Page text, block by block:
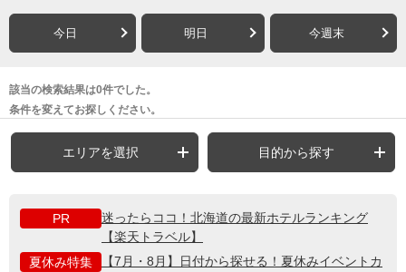
今日 明日 今週末
該当の検索結果は0件でした。
条件を変えてお探しください。
エリアを選択 目的から探す
PR
迷ったらココ！北海道の最新ホテルランキング
【楽天トラベル】
夏休み特集
【7月・8月】日付から探せる！夏休みイベントカ